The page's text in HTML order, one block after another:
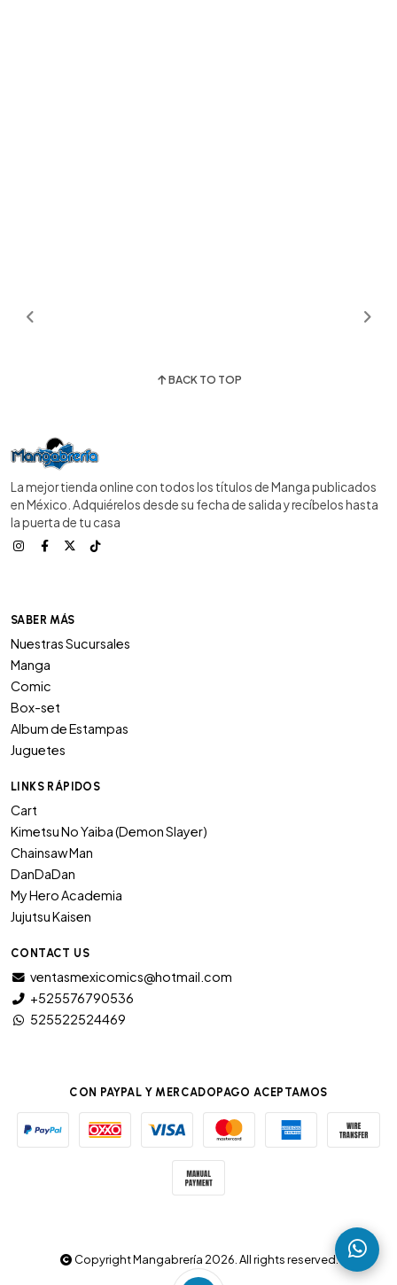
BACK TO TOP
La mejor tienda online con todos los títulos de Manga publicados
en México. Adquiérelos desde su fecha de salida y recíbelos hasta
la puerta de tu casa
SABER MÁS
Nuestras Sucursales
Manga
Comic
Box-set
Album de Estampas
Juguetes
LINKS RÁPIDOS
Cart
Kimetsu No Yaiba (Demon Slayer)
Chainsaw Man
DanDaDan
My Hero Academia
Jujutsu Kaisen
CONTACT US
ventasmexicomics@hotmail.com
+525576790536
525522524469
CON PAYPAL Y MERCADOPAGO ACEPTAMOS
Copyright Mangabrería 2026. All rights reserved.